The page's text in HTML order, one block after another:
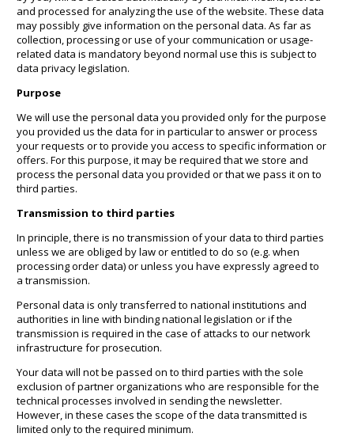
and processed for analyzing the use of the website. These data
may possibly give information on the personal data. As far as
collection, processing or use of your communication or usage-
related data is mandatory beyond normal use this is subject to
data privacy legislation.
Purpose
We will use the personal data you provided only for the purpose
you provided us the data for in particular to answer or process
your requests or to provide you access to specific information or
offers. For this purpose, it may be required that we store and
process the personal data you provided or that we pass it on to
third parties.
Transmission to third parties
In principle, there is no transmission of your data to third parties
unless we are obliged by law or entitled to do so (e.g. when
processing order data) or unless you have expressly agreed to
a transmission.
Personal data is only transferred to national institutions and
authorities in line with binding national legislation or if the
transmission is required in the case of attacks to our network
infrastructure for prosecution.
Your data will not be passed on to third parties with the sole
exclusion of partner organizations who are responsible for the
technical processes involved in sending the newsletter.
However, in these cases the scope of the data transmitted is
limited only to the required minimum.